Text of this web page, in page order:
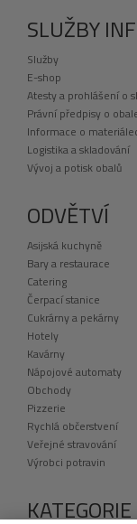
SLUŽBY
Služby
E-shop
Atesty a prohlášení o
Právní předpisy o
Informace o
Logistika a skladování
Vývoj a potisk obalů
ODVĚTVÍ
Asijská kuchyně
Bary a restaurace
Catering
Čerpací stanice
Cukrárny a pekárny
Hotely
Kavárny
Nápojové automaty
Obchody
Pizzerie
Rychlá občerstvení
Veřejné stravování
Výrobci potravin